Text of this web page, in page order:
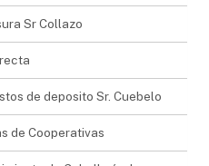
Sr Collazo
de deposito Sr. Cuebelo
de Cooperativas